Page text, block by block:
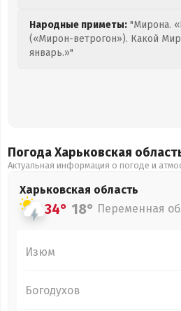
Народные приметы: "Мирона.
(«Мирон-ветрогон»). Какой
январь.»"
Погода Харьковская
Актуальная информация о погоде и
Харьковская область
34° 18° Переменная
Изюм
Богодухов